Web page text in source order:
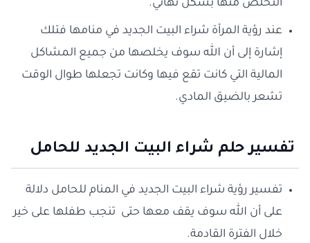
التخلص منها بشكل نهائي.
عند رؤية المرأة شراء البيت الجديد في منامها فتلك
إشارة إلى أن الله سوف يخلصها من جميع المشاكل
المالية التي كانت تقع فيها وكانت تجعلها طوال الوقت
تشعر بالضيق المادي.
تفسير حلم شراء البيت الجديد للحامل
تفسير رؤية شراء البيت الجديد في المنام للحامل دلالة
على أن الله سوف يقف معها حتى تنجب طفلها على خير
خلال الفترة القادمة.